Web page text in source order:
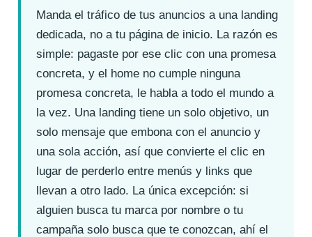
Manda el tráfico de tus anuncios a una landing
dedicada, no a tu página de inicio. La razón es
simple: pagaste por ese clic con una promesa
concreta, y el home no cumple ninguna
promesa concreta, le habla a todo el mundo a
la vez. Una landing tiene un solo objetivo, un
solo mensaje que embona con el anuncio y
una sola acción, así que convierte el clic en
lugar de perderlo entre menús y links que
llevan a otro lado. La única excepción: si
alguien busca tu marca por nombre o tu
campaña solo busca que te conozcan, ahí el